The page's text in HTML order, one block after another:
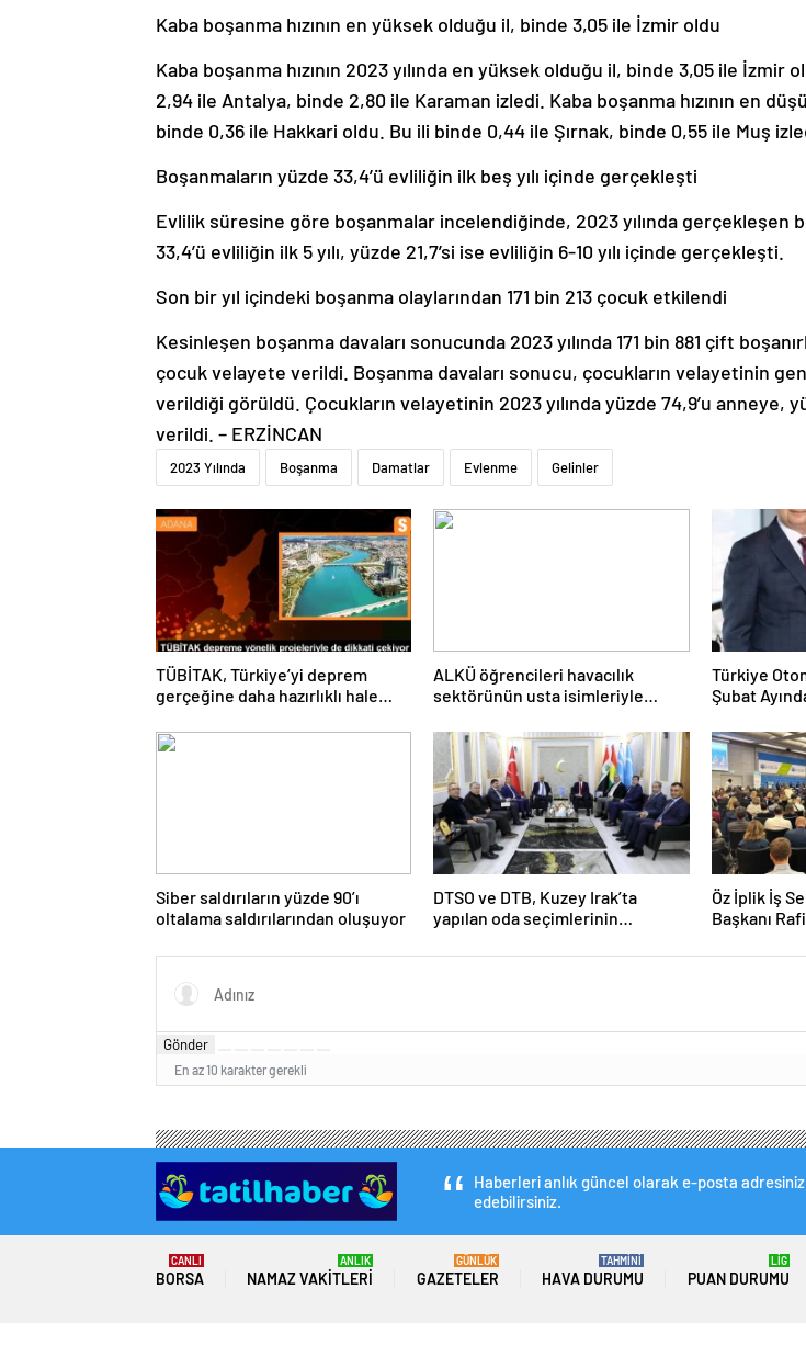
Kaba boşanma hızının en yüksek olduğu il, binde 3,05 ile İzmir oldu
Kaba boşanma hızının 2023 yılında en yüksek olduğu il, binde 3,05 ile İzmir
2,94 ile Antalya, binde 2,80 ile Karaman izledi. Kaba boşanma hızının en
binde 0,36 ile Hakkari oldu. Bu ili binde 0,44 ile Şırnak, binde 0,55 ile Muş
Boşanmaların yüzde 33,4’ü evliliğin ilk beş yılı içinde gerçekleşti
Evlilik süresine göre boşanmalar incelendiğinde, 2023 yılında gerçekleşen
33,4’ü evliliğin ilk 5 yılı, yüzde 21,7’si ise evliliğin 6-10 yılı içinde gerçekleşti.
Son bir yıl içindeki boşanma olaylarından 171 bin 213 çocuk etkilendi
Kesinleşen boşanma davaları sonucunda 2023 yılında 171 bin 881 çift
çocuk velayete verildi. Boşanma davaları sonucu, çocukların velayetinin
verildiği görüldü. Çocukların velayetinin 2023 yılında yüzde 74,9’u anneye,
verildi. – ERZİNCAN
2023 Yılında Boşanma Damatlar Evlenme Gelinler
TÜBİTAK, Türkiye’yi deprem
gerçeğine daha hazırlıklı hale
ALKÜ öğrencileri havacılık
sektörünün usta isimleriyle
Türkiye
Şubat
Siber saldırıların yüzde 90’ı
oltalama saldırılarından oluşuyor
DTSO ve DTB, Kuzey Irak’ta
yapılan oda seçimlerinin
güçlendirmek için ziyaretler
Öz İplik İş
Başkanı
görüştü
Gönder
En az 10 karakter gerekli
Haberleri anlık güncel olarak e-posta
edebilirsiniz.
BORSA
CANLI
NAMAZ VAKITLERI
ANLIK
GAZETELER
GÜNLÜK
HAVA DURUMU
TAHMİNİ
PUAN DURUMU
LİG